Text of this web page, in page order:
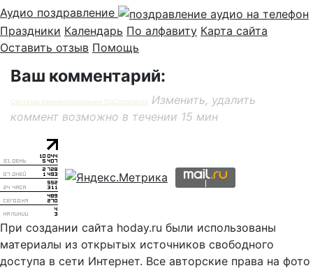
Аудио поздравление
Праздники Календарь По алфавиту Карта сайта
Оставить отзыв Помощь
Ваш комментарий:
Система комментирования SigComments
Изменить, удалить
коммент возможно в течении 15 мин
При создании сайта hoday.ru были использованы
материалы из открытых источников свободного
доступа в сети Интернет. Все авторские права на фото